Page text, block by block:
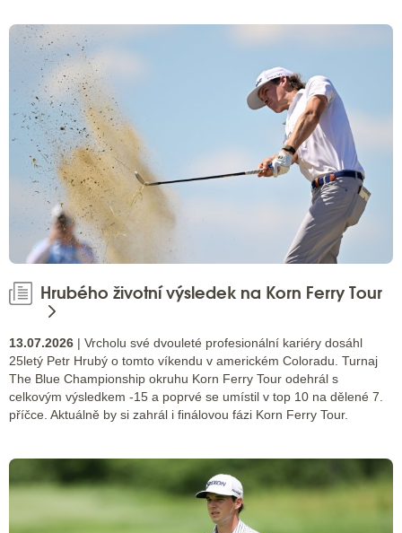
Hrubého životní výsledek na Korn Ferry Tour
13.07.2026 | Vrcholu své dvouleté profesionální kariéry dosáhl
25letý Petr Hrubý o tomto víkendu v americkém Coloradu. Turnaj
The Blue Championship okruhu Korn Ferry Tour odehrál s
celkovým výsledkem -15 a poprvé se umístil v top 10 na dělené 7.
příčce. Aktuálně by si zahrál i finálovou fázi Korn Ferry Tour.